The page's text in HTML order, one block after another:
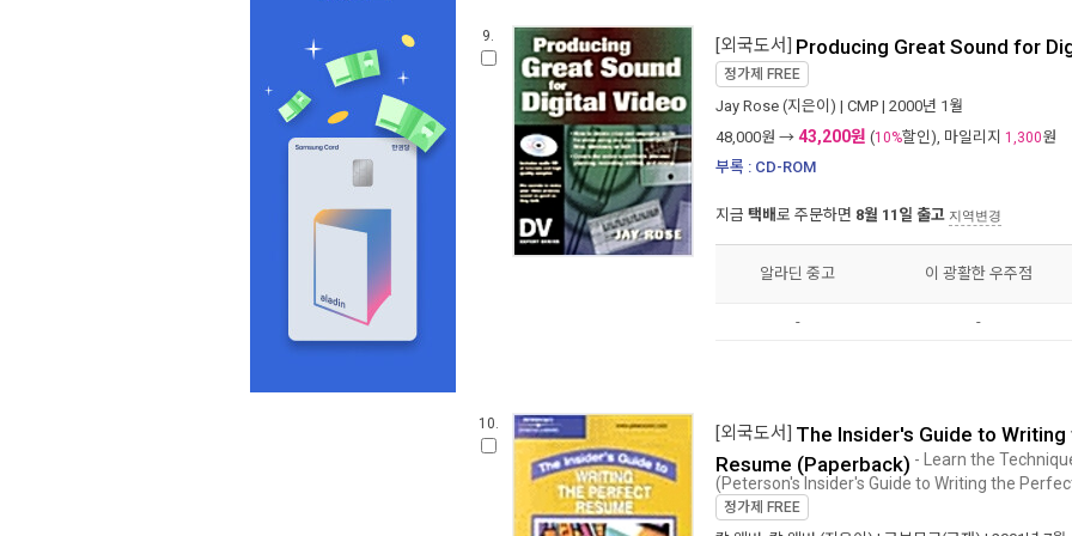
9. [외국도서] Producing Great Sound for
정가제 FREE
Jay Rose (지은이) | CMP | 2000년 1월
48,000원 → 43,200원 (10%할인), 마일리지 1,300원
부록 : CD-ROM
지금 택배로 주문하면 8월 11일 출고 지역변경
알라딘 중고 이 광활한 우주점
- -
10. [외국도서] The Insider's Guide to
Resume (Paperback) - Learn the
(Peterson's Insider's Guide to Writing the
정가제 FREE